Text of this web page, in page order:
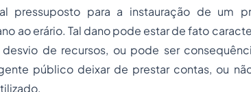
pressuposto para a instauração de um
ao erário. Tal dano pode estar de fato
de recursos, ou pode ser
público deixar de prestar contas, ou